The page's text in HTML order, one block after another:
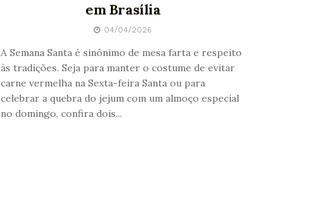
em Brasília
04/04/2026
A Semana Santa é sinônimo de mesa farta e respeito
às tradições. Seja para manter o costume de evitar
carne vermelha na Sexta-feira Santa ou para
celebrar a quebra do jejum com um almoço especial
no domingo, confira dois...